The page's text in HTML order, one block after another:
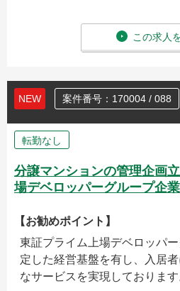
この求人
NEW 案件番号：170004 / 088
転勤なし
分譲マンションの管理企画
場デベロッパーグループ企業
【お勧めポイント】
東証プライム上場デベロッパ
定した経営基盤を有し、入居
なサービスを実現しております